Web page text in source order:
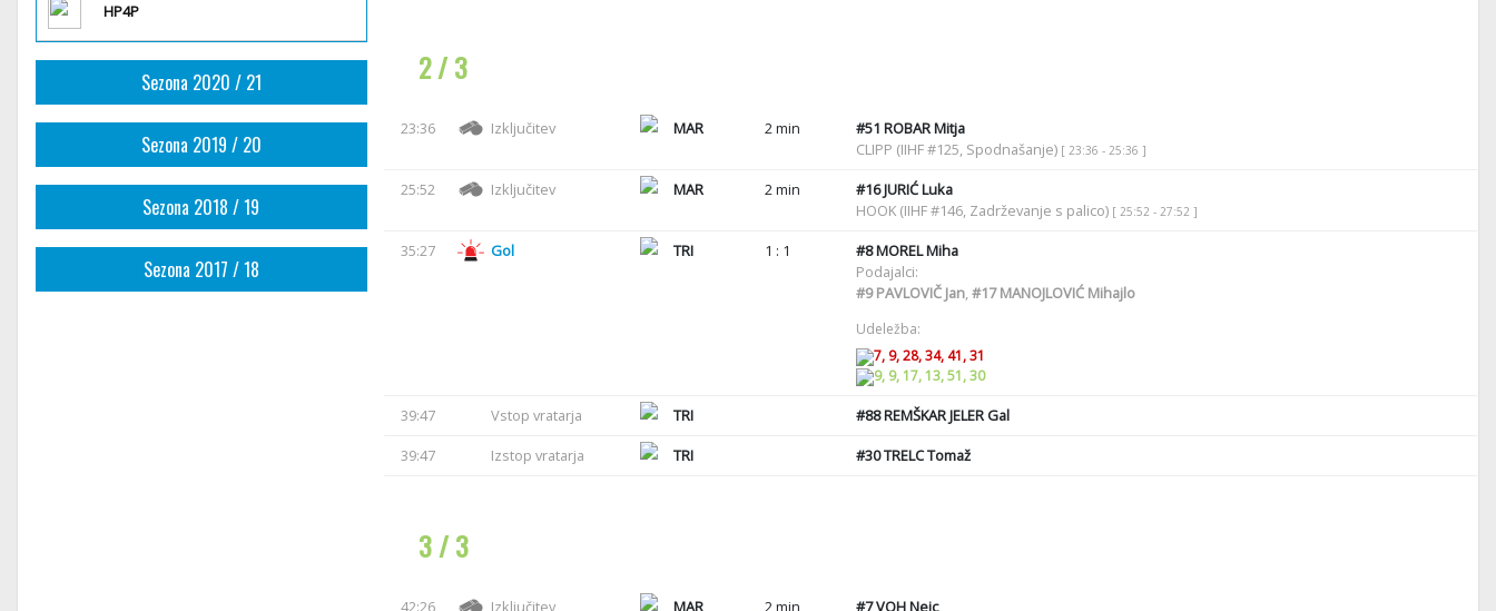
HP4P
Sezona 2020 / 21
Sezona 2019 / 20
Sezona 2018 / 19
Sezona 2017 / 18
2 / 3
23:36 Izključitev MAR 2 min #51 ROBAR Mitja
CLIPP (IIHF #125, Spodnašanje) [ 23:36 - 25:36 ]
25:52 Izključitev MAR 2 min #16JURIĆ Luka
HOOK (IIHF #146, Zadrževanje s palico) [ 25:52 - 27:52 ]
35:27 Gol TRI 1 : 1 #8MOREL Miha
Podajalci:
#9PAVLOVIČ Jan,#17MANOJLOVIĆ Mihajlo
Udeležba:
7, 9, 28, 34, 41, 31
9, 9, 17, 13, 51, 30
39:47 Vstop vratarja TRI #88REMŠKAR JELER Gal
39:47
Izstop vratarja TRI #30TRELC Tomaž
3 / 3
42:26 Izključitev MAR 2 min #7VOH Nejc